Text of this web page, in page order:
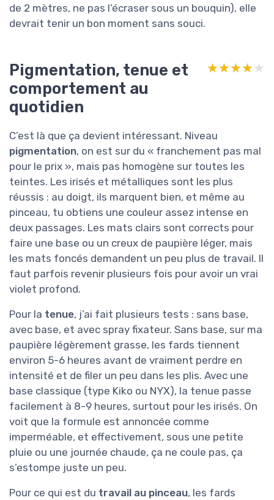
de 2 mètres, ne pas l’écraser sous un bouquin), elle
devrait tenir un bon moment sans souci.
Pigmentation, tenue et
comportement au
quotidien
★★★★★
★★★★★
C’est là que ça devient intéressant. Niveau
pigmentation, on est sur du « franchement pas mal
pour le prix », mais pas homogène sur toutes les
teintes. Les irisés et métalliques sont les plus
réussis : au doigt, ils marquent bien, et même au
pinceau, tu obtiens une couleur assez intense en
deux passages. Les mats clairs sont corrects pour
faire une base ou un creux de paupière léger, mais
les mats foncés demandent un peu plus de travail. Il
faut parfois revenir plusieurs fois pour avoir un vrai
violet profond.
Pour la tenue, j’ai fait plusieurs tests : sans base,
avec base, et avec spray fixateur. Sans base, sur ma
paupière légèrement grasse, les fards tiennent
environ 5-6 heures avant de vraiment perdre en
intensité et de filer un peu dans les plis. Avec une
base classique (type Kiko ou NYX), la tenue passe
facilement à 8-9 heures, surtout pour les irisés. On
voit que la formule est annoncée comme
imperméable, et effectivement, sous une petite
pluie ou une journée chaude, ça ne coule pas, ça
s’estompe juste un peu.
Pour ce qui est du travail au pinceau, les fards